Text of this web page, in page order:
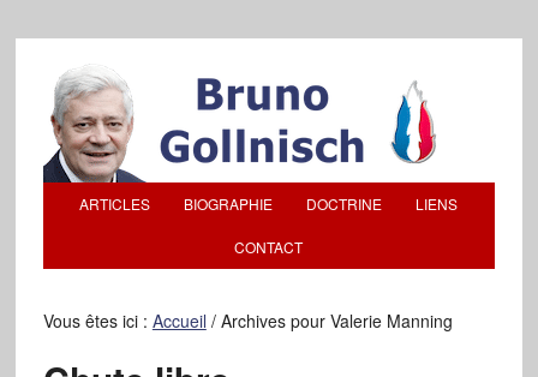
ARTICLES BIOGRAPHIE DOCTRINE LIENS
CONTACT
Vous êtes ici : Accueil /Archives pour Valerie Manning